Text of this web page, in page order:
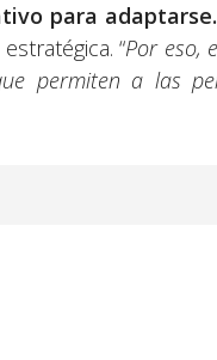
para adaptarse.
“Por eso,
permiten a las